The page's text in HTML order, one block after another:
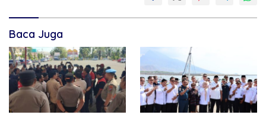
Baca Juga